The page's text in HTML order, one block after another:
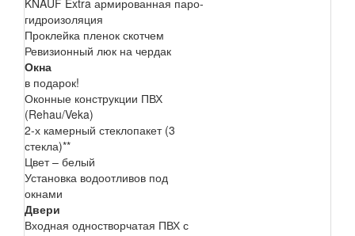
гидроизоляция
Проклейка пленок скотчем
Ревизионный люк на чердак
Окна
в подарок!
Оконные конструкции ПВХ
(Rehau/Veka)
2-х камерный стеклопакет (3
стекла)**
Цвет – белый
Установка водоотливов под
окнами
Двери
Входная одностворчатая ПВХ с